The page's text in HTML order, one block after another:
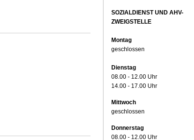
SOZIALDIENST UND AHV-
ZWEIGSTELLE
Montag
geschlossen
Dienstag
08.00 - 12.00 Uhr
14.00 - 17.00 Uhr
Mittwoch
geschlossen
Donnerstag
08.00 - 12.00 Uhr